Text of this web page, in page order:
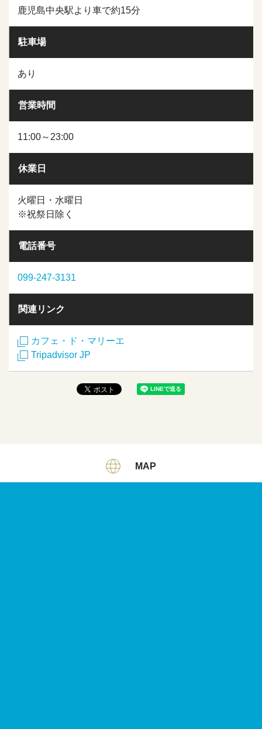
鹿児島中央駅より車で約15分
駐車場
あり
営業時間
11:00～23:00
休業日
火曜日・水曜日
※祝祭日除く
電話番号
099-247-3131
関連リンク
カフェ・ド・マリーエ
Tripadvisor JP
MAP